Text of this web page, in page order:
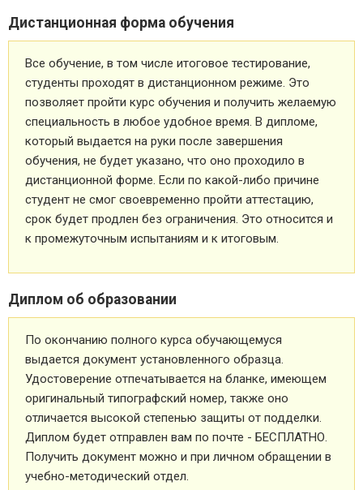
Дистанционная форма обучения
Все обучение, в том числе итоговое тестирование,
студенты проходят в дистанционном режиме. Это
позволяет пройти курс обучения и получить желаемую
специальность в любое удобное время. В дипломе,
который выдается на руки после завершения
обучения, не будет указано, что оно проходило в
дистанционной форме. Если по какой-либо причине
студент не смог своевременно пройти аттестацию,
срок будет продлен без ограничения. Это относится и
к промежуточным испытаниям и к итоговым.
Диплом об образовании
По окончанию полного курса обучающемуся
выдается документ установленного образца.
Удостоверение отпечатывается на бланке, имеющем
оригинальный типографский номер, также оно
отличается высокой степенью защиты от подделки.
Диплом будет отправлен вам по почте - БЕСПЛАТНО.
Получить документ можно и при личном обращении в
учебно-методический отдел.